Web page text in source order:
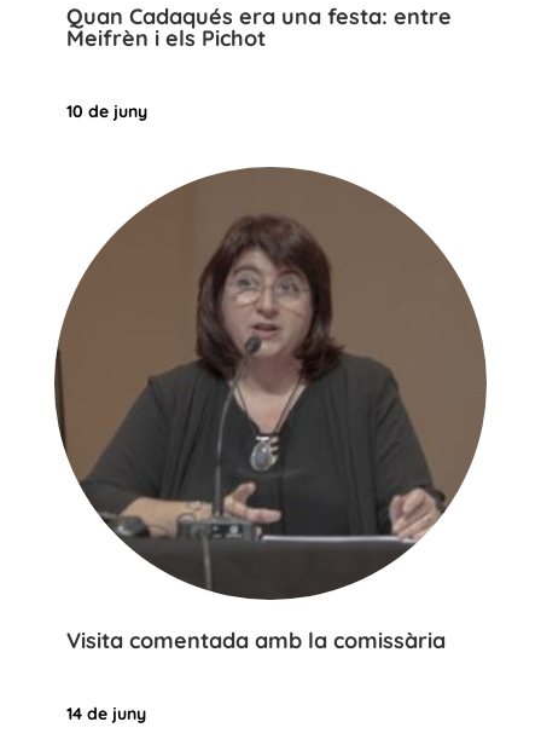
Quan Cadaqués era una festa: entre
Meifrèn i els Pichot
10 de juny
Visita comentada amb la comissària
14 de juny